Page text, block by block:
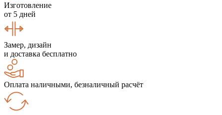
Изготовление
от 5 дней
Замер, дизайн
и доставка бесплатно
Оплата наличными, безналичный расчёт